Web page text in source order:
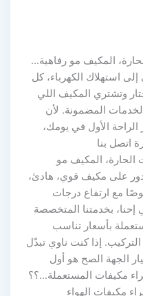
المكيف مو رفاهية…
استهلاك الكهرباء، كل
وتشتري المكيف اللي
المضمونة. لأن
الأول في يومك،
اتصل بنا
الكويت الحارة، المكيف مو
على مكيف قوي، هادئ،
مع ارتفاع درجات
بخدمتنا المتخصصة
بأسعار تناسب
إذا كنت ناوي تبدّل
الجهة الصح هو أول
مكيفات المستعملة…؟؟
مكيفات الهواء